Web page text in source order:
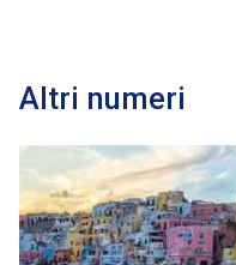
Altri numeri